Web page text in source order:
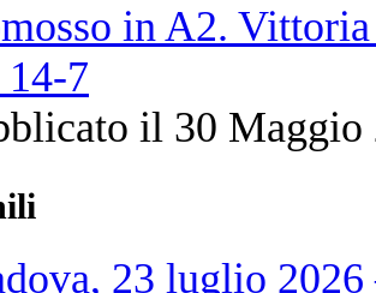
in A2.
14-7
il 30 Maggio